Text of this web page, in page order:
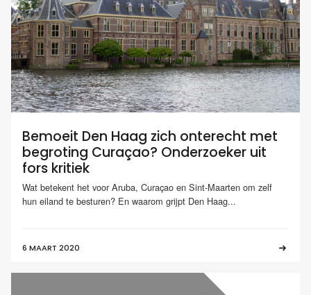
Bemoeit Den Haag zich onterecht met
begroting Curaçao? Onderzoeker uit
fors kritiek
Wat betekent het voor Aruba, Curaçao en Sint-Maarten om zelf
hun eiland te besturen? En waarom grijpt Den Haag...
6 MAART 2020